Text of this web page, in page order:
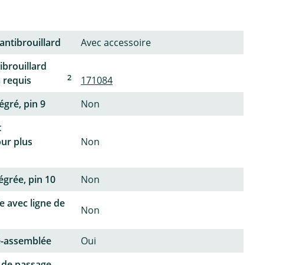
Avec accessoire
requis
2
171084
pin 9
Non
plus
Non
pin 10
Non
avec ligne de
Non
Oui